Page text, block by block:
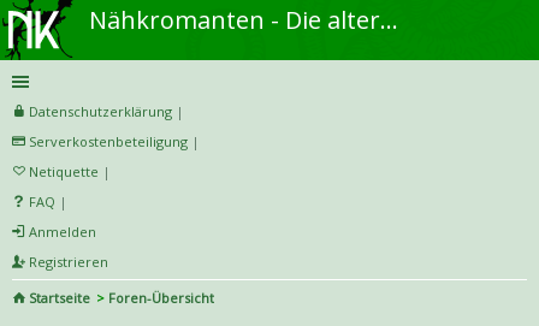
Nähkromanten - Die alternative Näh- und DIY-Community
Datenschutzerklärung |
Serverkostenbeteiligung |
Netiquette |
FAQ |
Anmelden
Registrieren
Startseite
Foren-Übersicht